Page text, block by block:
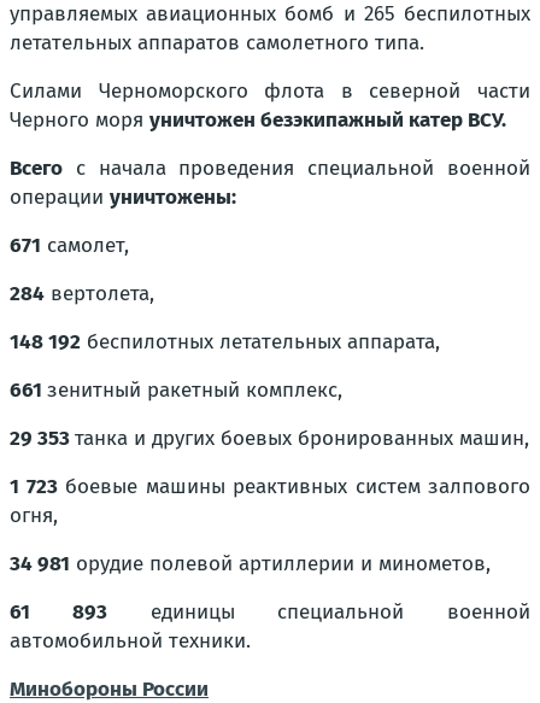
управляемых авиационных бомб и 265 беспилотных
летательных аппаратов самолетного типа.
Силами Черноморского флота в северной части
Черного моря уничтожен безэкипажный катер ВСУ.
Всего с начала проведения специальной военной
операции уничтожены:
671 самолет,
284 вертолета,
148 192 беспилотных летательных аппарата,
661 зенитный ракетный комплекс,
29 353танка и других боевых бронированных машин,
1 723боевые машины реактивных систем залпового
огня,
34 981 орудие полевой артиллерии и минометов,
61 893единицы специальной военной
автомобильной техники.
Минобороны России